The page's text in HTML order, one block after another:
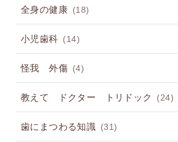
全身の健康 (18)
小児歯科 (14)
怪我 外傷 (4)
教えて ドクター トリドック (24)
歯にまつわる知識 (31)